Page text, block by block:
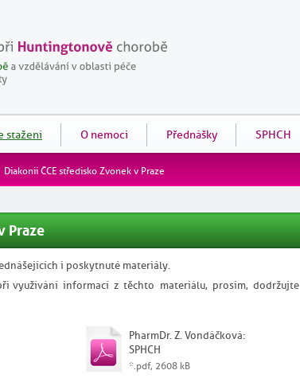
stažení O nemoci Přednášky SPHCH
Diakonii ČCE středisko Zvonek v Praze
Praze
i poskytnuté materiály.
využívání informací z těchto materiálu, prosím, dodržujte
PharmDr. Z. Vondáčková:
SPHCH
*.pdf, 2608 kB